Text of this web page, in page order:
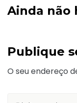
Ainda não
Publique
O seu endereço